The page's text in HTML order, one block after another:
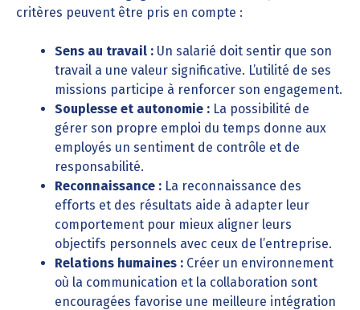
critères peuvent être pris en compte :
Sens au travail : Un salarié doit sentir que son
travail a une valeur significative. L’utilité de ses
missions participe à renforcer son engagement.
Souplesse et autonomie : La possibilité de
gérer son propre emploi du temps donne aux
employés un sentiment de contrôle et de
responsabilité.
Reconnaissance : La reconnaissance des
efforts et des résultats aide à adapter leur
comportement pour mieux aligner leurs
objectifs personnels avec ceux de l’entreprise.
Relations humaines : Créer un environnement
où la communication et la collaboration sont
encouragées favorise une meilleure intégration